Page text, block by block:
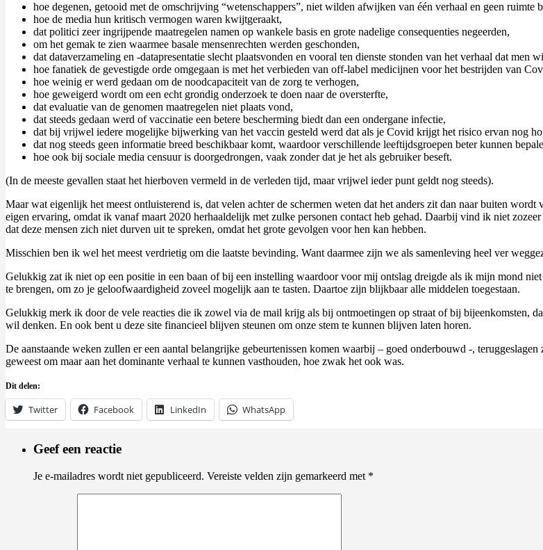
hoe degenen, getooid met de omschrijving “wetenschappers”, niet wilden afwijken van één verhaal en geen ruimte
hoe de media hun kritisch vermogen waren kwijtgeraakt,
dat politici zeer ingrijpende maatregelen namen op wankele basis en grote nadelige consequenties negeerden,
om het gemak te zien waarmee basale mensenrechten werden geschonden,
dat dataverzameling en -datapresentatie slecht plaatsvonden en vooral ten dienste stonden van het verhaal dat men
hoe fanatiek de gevestigde orde omgegaan is met het verbieden van off-label medicijnen voor het bestrijden van
hoe weinig er werd gedaan om de noodcapaciteit van de zorg te verhogen,
hoe geweigerd wordt om een echt grondig onderzoek te doen naar de oversterfte,
dat evaluatie van de genomen maatregelen niet plaats vond,
dat steeds gedaan werd of vaccinatie een betere bescherming biedt dan een ondergane infectie,
dat bij vrijwel iedere mogelijke bijwerking van het vaccin gesteld werd dat als je Covid krijgt het risico ervan nog
dat nog steeds geen informatie breed beschikbaar komt, waardoor verschillende leeftijdsgroepen beter kunnen
hoe ook bij sociale media censuur is doorgedrongen, vaak zonder dat je het als gebruiker beseft.
(In de meeste gevallen staat het hierboven vermeld in de verleden tijd, maar vrijwel ieder punt geldt nog steeds).
Maar wat eigenlijk het meest ontluisterend is, dat velen achter de schermen weten dat het anders zit dan naar buiten
eigen ervaring, omdat ik vanaf maart 2020 herhaaldelijk met zulke personen contact heb gehad. Daarbij vind ik niet
dat deze mensen zich niet durven uit te spreken, omdat het grote gevolgen voor hen kan hebben.
Misschien ben ik wel het meest verdrietig om die laatste bevinding. Want daarmee zijn we als samenleving heel ver
Gelukkig zat ik niet op een positie in een baan of bij een instelling waardoor voor mij ontslag dreigde als ik mijn mond
te brengen, om zo je geloofwaardigheid zoveel mogelijk aan te tasten. Daartoe zijn blijkbaar alle middelen toegestaan.
Gelukkig merk ik door de vele reacties die ik zowel via de mail krijg als bij ontmoetingen op straat of bij bijeenkomsten,
wil denken. En ook bent u deze site financieel blijven steunen om onze stem te kunnen blijven laten horen.
De aanstaande weken zullen er een aantal belangrijke gebeurtenissen komen waarbij – goed onderbouwd -,
geweest om maar aan het dominante verhaal te kunnen vasthouden, hoe zwak het ook was.
Dit delen:
Twitter Facebook LinkedIn WhatsApp
Geef een reactie
Je e-mailadres wordt niet gepubliceerd. Vereiste velden zijn gemarkeerd met *